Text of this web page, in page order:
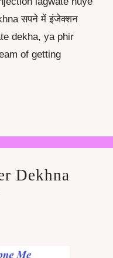
सपने में इंजेक्शन
dekha, ya phir
of getting
Dekhna